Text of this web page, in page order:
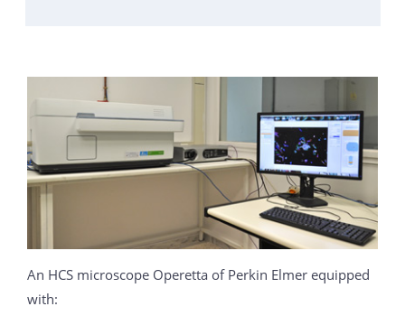
An HCS microscope Operetta of Perkin Elmer equipped
with: